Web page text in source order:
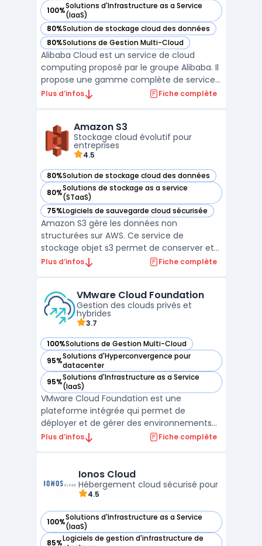
100%Solutions d'Infrastructure as a Service
(IaaS)
— voir Alibaba Cloud dans cette catégorie
80%Solution de stockage cloud des données
— voir Alibaba Cloud dans cette catégorie
80%Solutions de Gestion Multi-Cloud
— voir Alibaba Cloud dans cette catégorie
Alibaba Cloud est un service de cloud
computing proposé par le groupe Alibaba. Il
propose une gamme complète de services
cloud adaptés aux entreprises, allant du
surtout présent en Asie mais continue de
gagner en popularité ...
Plus d’infos Fiche complète
Amazon S3
Stockage cloud évolutif pour
entreprises
4.5
80%Solution de stockage cloud des données
— voir Amazon S3 dans cette catégorie
80%Solutions de stockage as a service
(STaaS)
— voir Amazon S3 dans cette catégorie
75%Logiciels de sauvegarde cloud sécurisée
— voir Amazon S3 dans cette catégorie
Amazon S3 gère les données non
structurées sur AWS. Ce service de
stockage objet s3 permet de conserver et
récupérer tout volume de fichiers. Les
conception garantit une durabilité élevée,
répondant aux besoins infor ...
Plus d’infos Fiche complète
VMware Cloud Foundation
Gestion des clouds privés et
hybrides
3.7
100%Solutions de Gestion Multi-Cloud
— voir VMware Cloud Foundation dans cette catégorie
95%Solutions d'Hyperconvergence pour
datacenter
— voir VMware Cloud Foundation dans cette catégorie
95%Solutions d'Infrastructure as a Service
(IaaS)
— voir VMware Cloud Foundation dans cette catégorie
VMware Cloud Foundation est une
plateforme intégrée qui permet de
déployer et de gérer des environnements
de cloud privé et hybride. Elle offre une
VMware Cloud Foundation intègre des outils
de gestion, de surveilla ...
Plus d’infos Fiche complète
Ionos Cloud
Hébergement cloud sécurisé pour
4.5
100%Solutions d'Infrastructure as a Service
(IaaS)
— voir Ionos Cloud dans cette catégorie
85%Logiciels de gestion d'infrastructure de